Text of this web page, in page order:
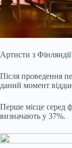
Артисти з
Після проведення
даний момент
Перше місце серед
визначають у 37%.